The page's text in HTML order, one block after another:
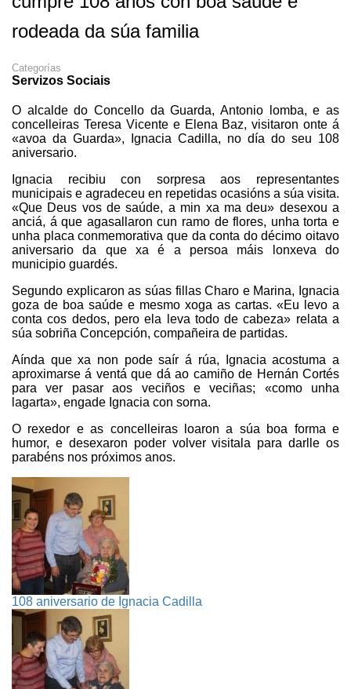
rodeada da súa familia
Categorías
Servizos Sociais
O alcalde do Concello da Guarda, Antonio lomba, e as
concelleiras Teresa Vicente e Elena Baz, visitaron onte á
«avoa da Guarda», Ignacia Cadilla, no día do seu 108
aniversario.
Ignacia recibiu con sorpresa aos representantes
municipais e agradeceu en repetidas ocasións a súa visita.
«Que Deus vos de saúde, a min xa ma deu» desexou a
anciá, á que agasallaron cun ramo de flores, unha torta e
unha placa conmemorativa que da conta do décimo oitavo
aniversario da que xa é a persoa máis lonxeva do
municipio guardés.
Segundo explicaron as súas fillas Charo e Marina, Ignacia
goza de boa saúde e mesmo xoga as cartas. «Eu levo a
conta cos dedos, pero ela leva todo de cabeza» relata a
súa sobriña Concepción, compañeira de partidas.
Aínda que xa non pode saír á rúa, Ignacia acostuma a
aproximarse á ventá que dá ao camiño de Hernán Cortés
para ver pasar aos veciños e veciñas; «como unha
lagarta», engade Ignacia con sorna.
O rexedor e as concelleiras loaron a súa boa forma e
humor, e desexaron poder volver visitala para darlle os
parabéns nos próximos anos.
108 aniversario de Ignacia Cadilla